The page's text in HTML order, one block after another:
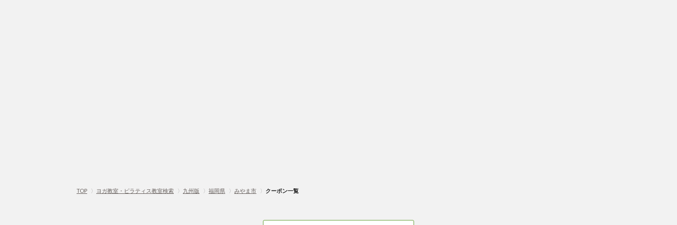
TOP 〉 ヨガ教室・ピラティス教室検索 〉 九州版 〉 福岡県 〉 みやま市 〉 クーポン一覧